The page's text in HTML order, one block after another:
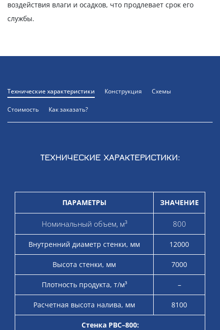
воздействия влаги и осадков, что продлевает срок его
службы.
Технические характеристики Конструкция Схемы
Стоимость Как заказать?
ТЕХНИЧЕСКИЕ ХАРАКТЕРИСТИКИ:
ПАРАМЕТРЫ ЗНАЧЕНИЕ
Номинальный объем, м³ 800
Внутренний диаметр стенки, мм 12000
Высота стенки, мм 7000
Плотность продукта, т/м³ –
Расчетная высота налива, мм 8100
Стенка РВС–800: